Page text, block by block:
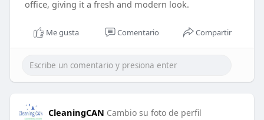
office, giving it a fresh and modern look.
Me gusta Comentario Compartir
CleaningCAN Cambio su foto de perfil